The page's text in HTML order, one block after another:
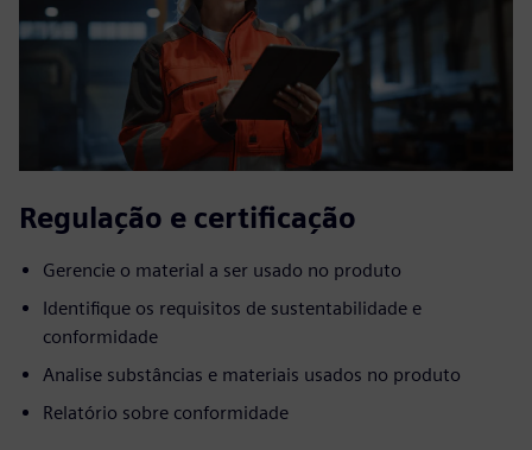
Regulação e certificação
Gerencie o material a ser usado no produto
Identifique os requisitos de sustentabilidade e
conformidade
Analise substâncias e materiais usados no produto
Relatório sobre conformidade